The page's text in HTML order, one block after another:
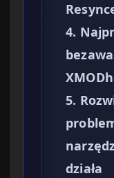
4.
5.
działa